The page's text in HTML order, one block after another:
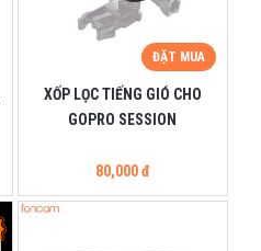
ĐẶT MUA
XỐP LỌC TIẾNG GIÓ CHO
GOPRO SESSION
80,000 đ